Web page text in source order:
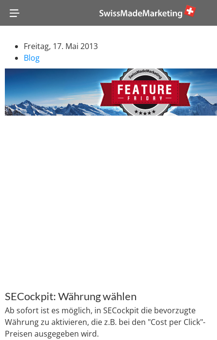
Freitag, 17. Mai 2013
Blog
SECockpit: Währung wählen
Ab sofort ist es möglich, in SECockpit die bevorzugte
Währung zu aktivieren, die z.B. bei den "Cost per Click"-
Preisen ausgegeben wird.